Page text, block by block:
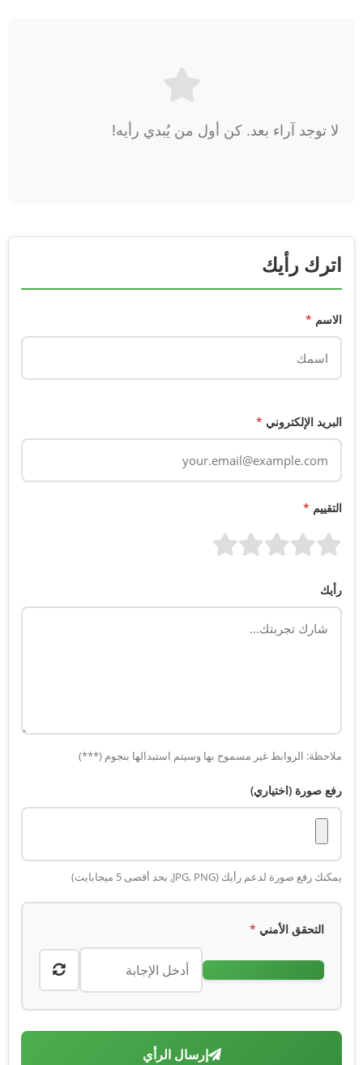
لا توجد آراء بعد. كن أول من يُبدي رأيه!
اترك رأيك
الاسم *
البريد الإلكتروني *
التقييم *
رأيك
ملاحظة: الروابط غير مسموح بها وسيتم استبدالها بنجوم (***)
رفع صورة (اختياري)
يمكنك رفع صورة لدعم رأيك (JPG, PNG, بحد أقصى 5 ميجابايت)
التحقق الأمني *
إرسال الرأي